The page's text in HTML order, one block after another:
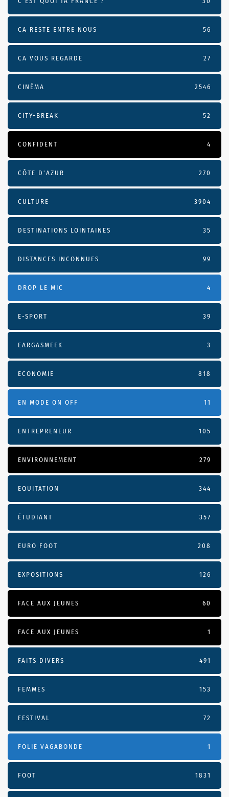
CA RESTE ENTRE NOUS 56
CA VOUS REGARDE 27
CINÉMA 2546
CITY-BREAK 52
CONFIDENT 4
CÔTE D’AZUR 270
CULTURE 3904
DESTINATIONS LOINTAINES 35
DISTANCES INCONNUES 99
DROP LE MIC 4
E-SPORT 39
EARGASMEEK 3
ECONOMIE 818
EN MODE ON OFF 11
ENTREPRENEUR 105
ENVIRONNEMENT 279
EQUITATION 344
ÉTUDIANT 357
EURO FOOT 208
EXPOSITIONS 126
FACE AUX JEUNES 60
FACE AUX JEUNES 1
FAITS DIVERS 491
FEMMES 153
FESTIVAL 72
FOLIE VAGABONDE 1
FOOT 1831